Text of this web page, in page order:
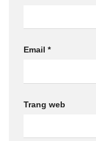
Email *
Trang web